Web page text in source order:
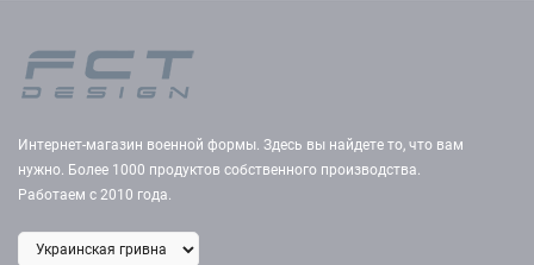
Интернет-магазин военной формы. Здесь вы найдете то, что вам
нужно. Более 1000 продуктов собственного производства.
Работаем с 2010 года.